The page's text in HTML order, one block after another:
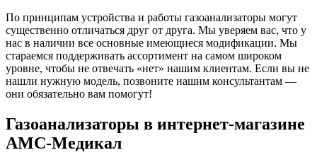
По принципам устройства и работы газоанализаторы могут
существенно отличаться друг от друга. Мы уверяем вас, что у
нас в наличии все основные имеющиеся модификации. Мы
стараемся поддерживать ассортимент на самом широком
уровне, чтобы не отвечать «нет» нашим клиентам. Если вы не
нашли нужную модель, позвоните нашим консультантам —
они обязательно вам помогут!
Газоанализаторы в интернет-магазине
АМС-Медикал